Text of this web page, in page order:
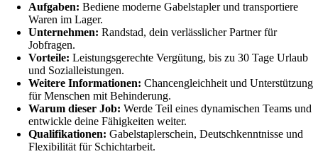
Aufgaben: Bediene moderne Gabelstapler und transportiere
Waren im Lager.
Unternehmen: Randstad, dein verlässlicher Partner für
Jobfragen.
Vorteile: Leistungsgerechte Vergütung, bis zu 30 Tage Urlaub
und Sozialleistungen.
Weitere Informationen: Chancengleichheit und Unterstützung
für Menschen mit Behinderung.
Warum dieser Job: Werde Teil eines dynamischen Teams und
entwickle deine Fähigkeiten weiter.
Qualifikationen: Gabelstaplerschein, Deutschkenntnisse und
Flexibilität für Schichtarbeit.